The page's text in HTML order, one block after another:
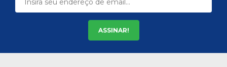
ASSINAR!